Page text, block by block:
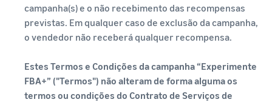
campanha(s) e o não recebimento das recompensas
previstas. Em qualquer caso de exclusão da campanha,
o vendedor não receberá qualquer recompensa.
Estes Termos e Condições da campanha “Experimente
FBA+” ("Termos") não alteram de forma alguma os
termos ou condições do Contrato de Serviços de